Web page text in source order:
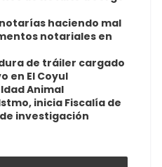
haciendo mal
notariales en
de tráiler cargado
en El Coyul
Animal
inicia Fiscalía de
investigación